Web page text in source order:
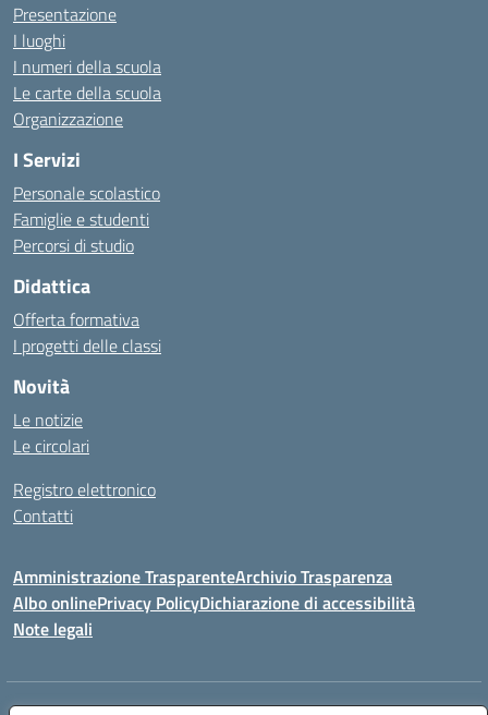
Presentazione
I luoghi
I numeri della scuola
Le carte della scuola
Organizzazione
I Servizi
Personale scolastico
Famiglie e studenti
Percorsi di studio
Didattica
Offerta formativa
I progetti delle classi
Novità
Le notizie
Le circolari
Registro elettronico
Contatti
Amministrazione TrasparenteArchivio Trasparenza
Albo onlinePrivacy PolicyDichiarazione di accessibilità
Note legali